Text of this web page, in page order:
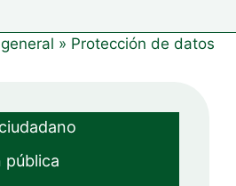
» Protección de datos
pública